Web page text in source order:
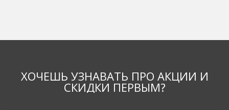
ХОЧЕШЬ УЗНАВАТЬ ПРО АКЦИИ И
СКИДКИ ПЕРВЫМ?